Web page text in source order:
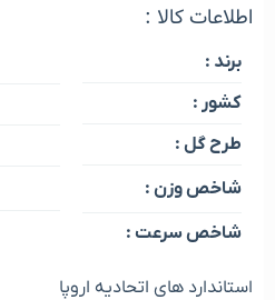
اطلاعات کالا :
برند :
کشور :
طرح گل :
شاخص وزن :
شاخص سرعت :
استاندارد های اتحادیه اروپا